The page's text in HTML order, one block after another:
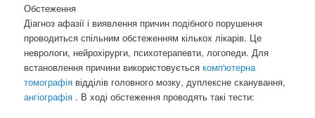
Обстеження
Діагноз афазії і виявлення причин подібного порушення
проводиться спільним обстеженням кількох лікарів. Це
неврологи, нейрохірурги, психотерапевти, логопеди. Для
встановлення причини використовуєтьсякомп'ютерна
томографія відділів головного мозку, дуплексне сканування,
ангіографія . В ході обстеження проводять такі тести: